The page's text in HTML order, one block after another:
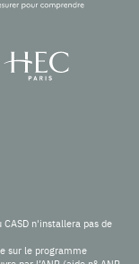
n'installera pas de
sur le programme